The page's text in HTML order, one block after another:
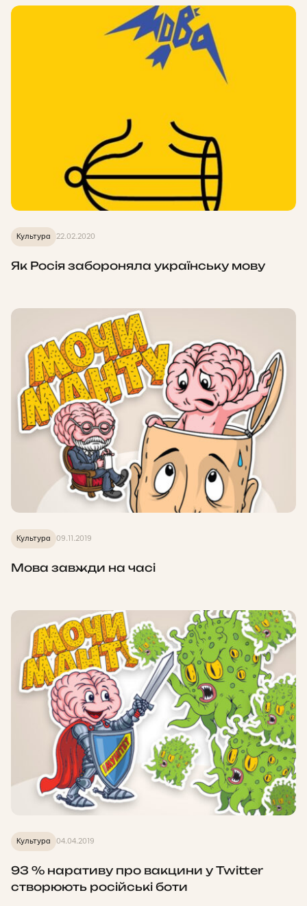
Культура 22.02.2020
Як Росія забороняла українську мову
Культура 09.11.2019
Мова завжди на часі
Культура 04.04.2019
93 % наративу про вакцини у Twitter
створюють російські боти